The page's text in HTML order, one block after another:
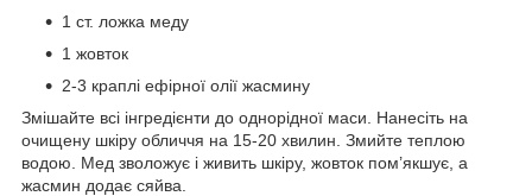
1 ст. ложка меду
1 жовток
2-3 краплі ефірної олії жасмину
Змішайте всі інгредієнти до однорідної маси. Нанесіть на
очищену шкіру обличчя на 15-20 хвилин. Змийте теплою
водою. Мед зволожує і живить шкіру, жовток пом’якшує, а
жасмин додає сяйва.